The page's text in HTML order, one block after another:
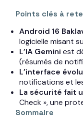
Points clés à
Android 16
logicielle misant
L’IA Gemini est
(résumés de
L’interface
notifications et
La sécurité fait
Check », une
Sommaire